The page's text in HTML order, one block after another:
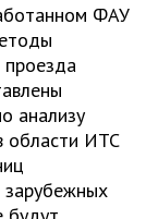
ФАУ
проезда
анализу
области ИТС
зарубежных